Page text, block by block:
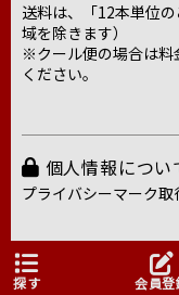
探す 会員登
送料は、「12本単位
域を除きます）
※クール便の場合は料
ください。
個人情報につい
プライバシーマーク取